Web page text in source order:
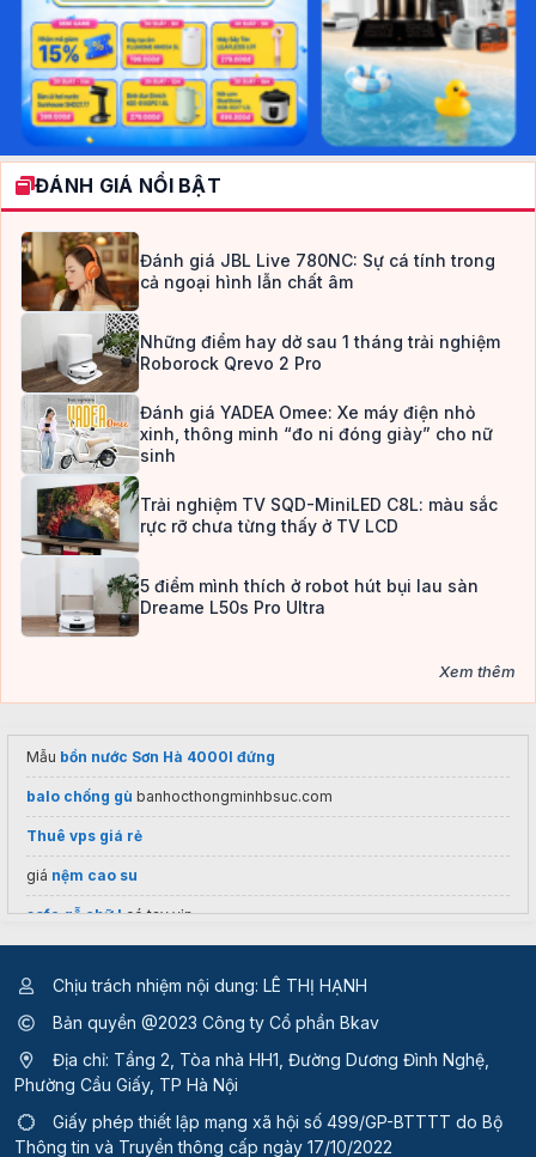
ĐÁNH GIÁ NỔI BẬT
Đánh giá JBL Live 780NC: Sự cá tính trong
cả ngoại hình lẫn chất âm
Những điểm hay dở sau 1 tháng trải nghiệm
Roborock Qrevo 2 Pro
Đánh giá YADEA Omee: Xe máy điện nhỏ
xinh, thông minh “đo ni đóng giày” cho nữ
sinh
Trải nghiệm TV SQD-MiniLED C8L: màu sắc
rực rỡ chưa từng thấy ở TV LCD
5 điểm mình thích ở robot hút bụi lau sàn
Dreame L50s Pro Ultra
Xem thêm
Mẫu bồn nước Sơn Hà 4000l đứng
balo chống gù banhocthongminhbsuc.com
Thuê vps giá rẻ
giá nệm cao su
sofa gỗ chữ lcó tay vịn
Giường gấp thông minhMạnh Tùng
Thiết kế thi công nội thất văn phòng
Tham khảo Báo giá Inox Quốc Tế TVL dễ gia công
LắpRèm cuốn văn phòng Việt Anh
Thu mua cửa gỗ cũ
Chịu trách nhiệm nội dung: LÊ THỊ HẠNH
Bản quyền @2023 Công ty Cổ phần Bkav
Địa chỉ: Tầng 2, Tòa nhà HH1, Đường Dương Đình Nghệ,
Phường Cầu Giấy, TP Hà Nội
Giấy phép thiết lập mạng xã hội số 499/GP-BTTTT do Bộ
Thông tin và Truyền thông cấp ngày 17/10/2022